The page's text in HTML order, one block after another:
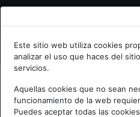
Bienvenid@ a
Escribe tu Email
Accede o regístrate con tu
Este sitio web utiliza cookies
analizar el uso que haces del
servicios.
Aquellas cookies que no sean
funcionamiento de la web
Puedes aceptar todas las